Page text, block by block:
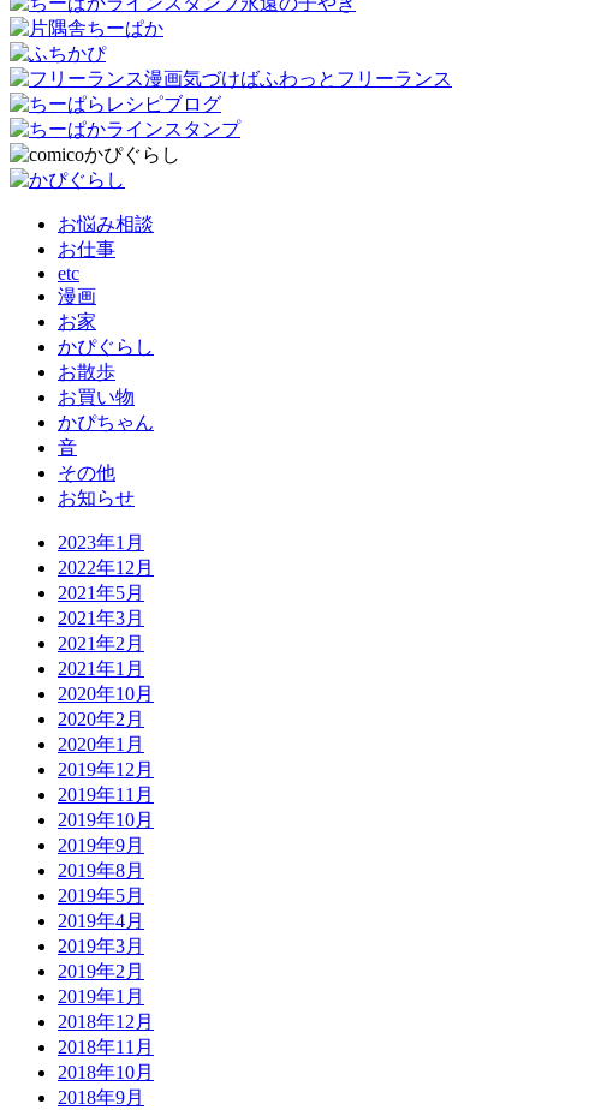
お悩み相談
お仕事
etc
漫画
お家
かぴぐらし
お散歩
お買い物
かぴちゃん
音
その他
お知らせ
2023年1月
2022年12月
2021年5月
2021年3月
2021年2月
2021年1月
2020年10月
2020年2月
2020年1月
2019年12月
2019年11月
2019年10月
2019年9月
2019年8月
2019年5月
2019年4月
2019年3月
2019年2月
2019年1月
2018年12月
2018年11月
2018年10月
2018年9月